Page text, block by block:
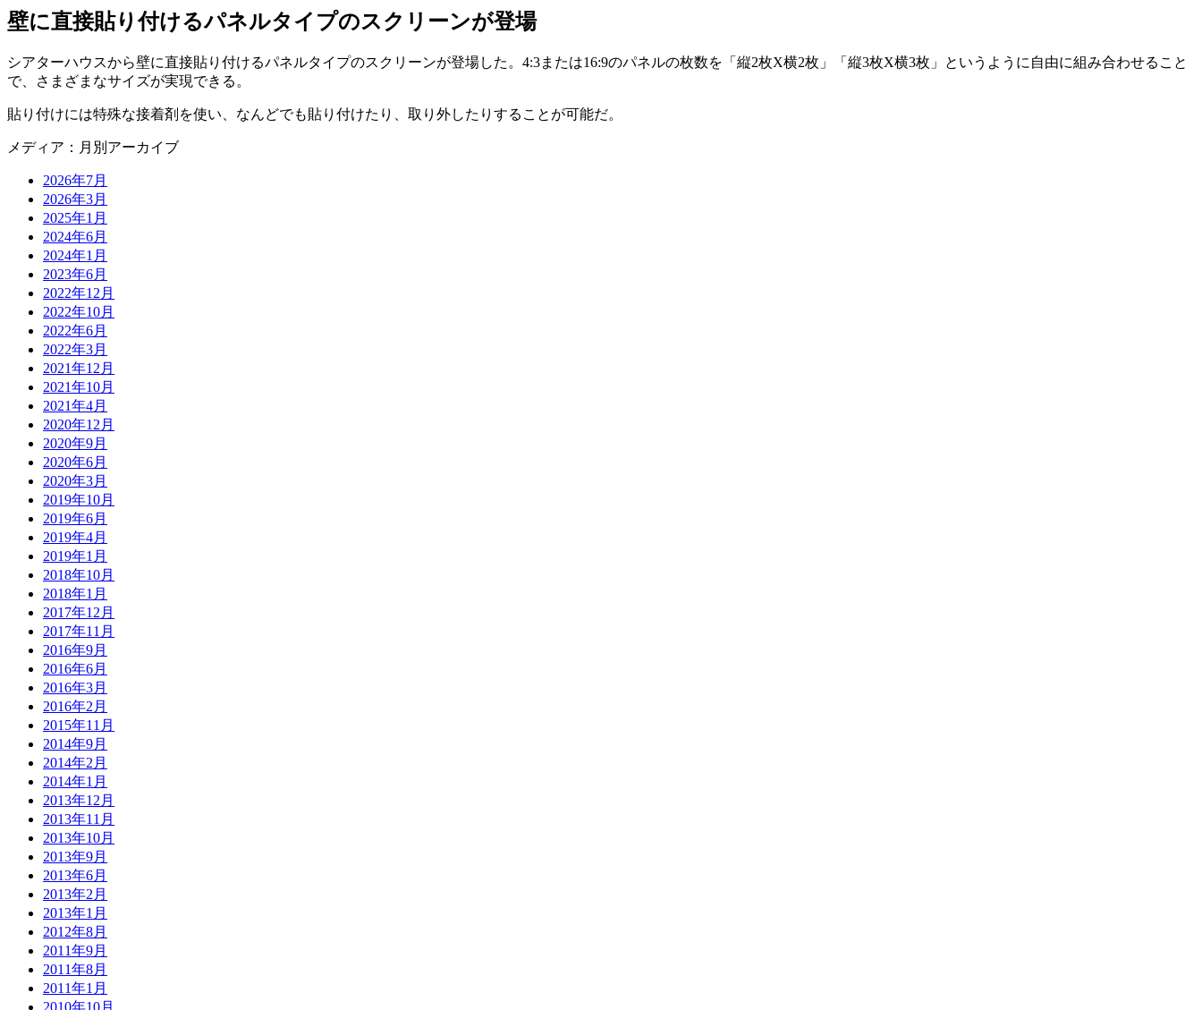
壁に直接貼り付けるパネルタイプのスクリーンが登場
シアターハウスから壁に直接貼り付けるパネルタイプのスクリーンが登場した。4:3または16:9のパネルの枚数を「縦2枚X横2枚」「縦3枚X横3枚」というように自由に組み合わせること
で、さまざまなサイズが実現できる。
貼り付けには特殊な接着剤を使い、なんどでも貼り付けたり、取り外したりすることが可能だ。
メディア：月別アーカイブ
2026年7月
2026年3月
2025年1月
2024年6月
2024年1月
2023年6月
2022年12月
2022年10月
2022年6月
2022年3月
2021年12月
2021年10月
2021年4月
2020年12月
2020年9月
2020年6月
2020年3月
2019年10月
2019年6月
2019年4月
2019年1月
2018年10月
2018年1月
2017年12月
2017年11月
2016年9月
2016年6月
2016年3月
2016年2月
2015年11月
2014年9月
2014年2月
2014年1月
2013年12月
2013年11月
2013年10月
2013年9月
2013年6月
2013年2月
2013年1月
2012年8月
2011年9月
2011年8月
2011年1月
2010年10月